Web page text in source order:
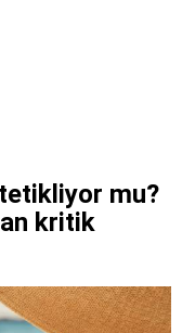
mu?
kritik